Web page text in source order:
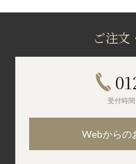
ご注文
受付時
Webからの